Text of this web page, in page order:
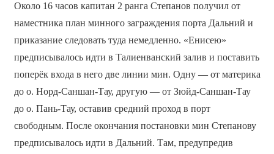
Около 16 часов капитан 2 ранга Степанов получил от
наместника план минного заграждения порта Дальний и
приказание следовать туда немедленно. «Енисею»
предписывалось идти в Талиенванский залив и поставить
поперёк входа в него две линии мин. Одну — от материка
до о. Норд-Саншан-Тау, другую — от Зюйд-Саншан-Тау
до о. Пань-Тау, оставив средний проход в порт
свободным. После окончания постановки мин Степанову
предписывалось идти в Дальний. Там, предупредив